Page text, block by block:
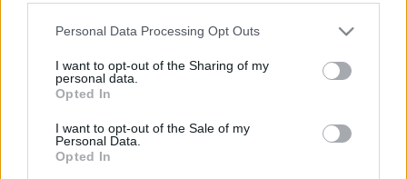
Please note that this website/app uses one or more Google
not limited to your visit or usage behaviour. You may click to
grant or deny consent to Google and its third-party tags to
use your data for below specified purposes in below Google
consent section.
Personal Data Processing Opt Outs
I want to opt-out of the Sharing of my
personal data.
Opted In
I want to opt-out of the Sale of my
Personal Data.
Opted In
Játék a botokkal
Hogy egy gyerek minden sétáról visz haza legalább
egy botot, az nem is kérdés, alapvetés. De ha valaki
úgy viszonyul a lakásban itt-ott felbukkanó botokkal
szemben, mint én, vagyis gutaütés kerülgeti, mikor